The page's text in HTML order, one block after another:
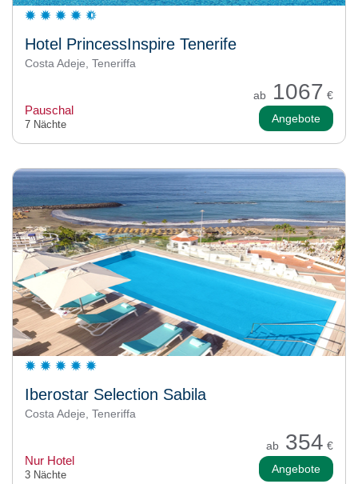
Hotel PrincessInspire Tenerife
Costa Adeje, Teneriffa
ab 1067 €
Pauschal
7 Nächte Angebote
Iberostar Selection Sabila
Costa Adeje, Teneriffa
ab 354 €
Nur Hotel
3 Nächte Angebote